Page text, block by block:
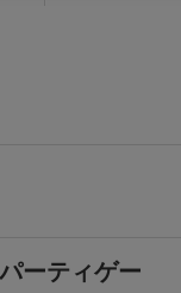
ーティゲー